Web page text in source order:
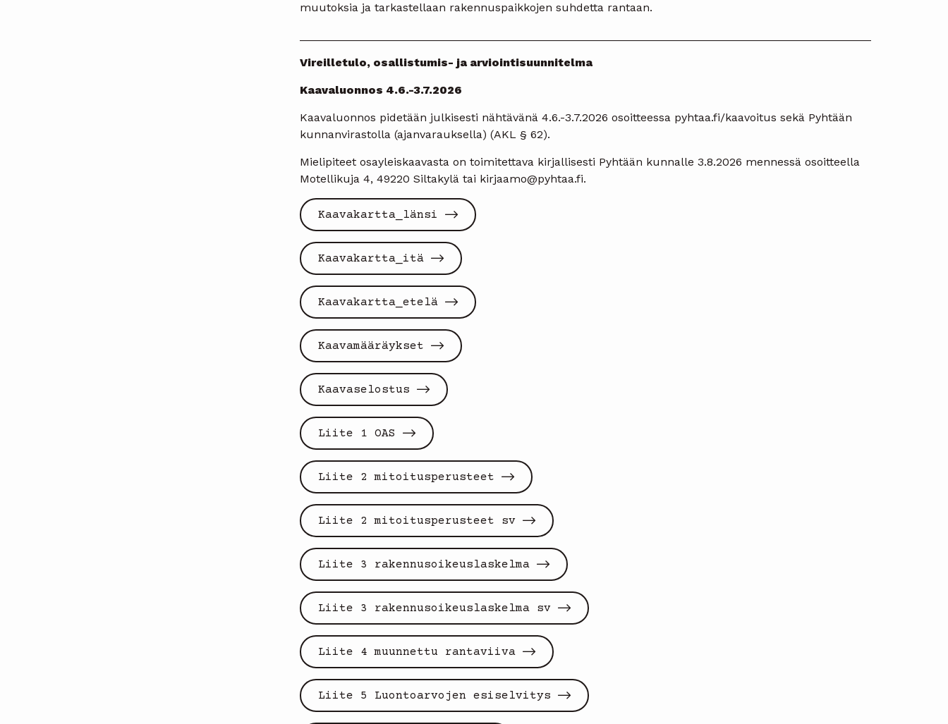
muutoksia ja tarkastellaan rakennuspaikkojen suhdetta rantaan.
Vireilletulo, osallistumis- ja arviointisuunnitelma
Kaavaluonnos 4.6.-3.7.2026
Kaavaluonnos pidetään julkisesti nähtävänä 4.6.-3.7.2026 osoitteessa pyhtaa.fi/kaavoitus sekä Pyhtään
kunnanvirastolla (ajanvarauksella) (AKL § 62).
Mielipiteet osayleiskaavasta on toimitettava kirjallisesti Pyhtään kunnalle 3.8.2026 mennessä osoitteella
Motellikuja 4, 49220 Siltakylä tai kirjaamo@pyhtaa.fi.
Kaavakartta_länsi
Kaavakartta_itä
Kaavakartta_etelä
Kaavamääräykset
Kaavaselostus
Liite 1 OAS
Liite 2 mitoitusperusteet
Liite 2 mitoitusperusteet sv
Liite 3 rakennusoikeuslaskelma
Liite 3 rakennusoikeuslaskelma sv
Liite 4 muunnettu rantaviiva
Liite 5 Luontoarvojen esiselvitys